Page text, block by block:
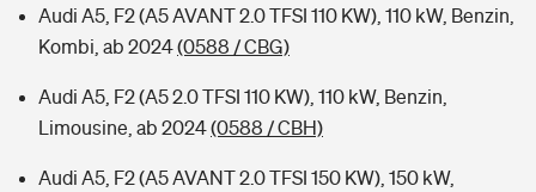
Audi A5, F2 (A5 AVANT 2.0 TFSI 110 KW), 110 kW, Benzin,
Kombi, ab 2024(0588 / CBG)
Audi A5, F2 (A5 2.0 TFSI 110 KW), 110 kW, Benzin,
Limousine, ab 2024(0588 / CBH)
Audi A5, F2 (A5 AVANT 2.0 TFSI 150 KW), 150 kW,